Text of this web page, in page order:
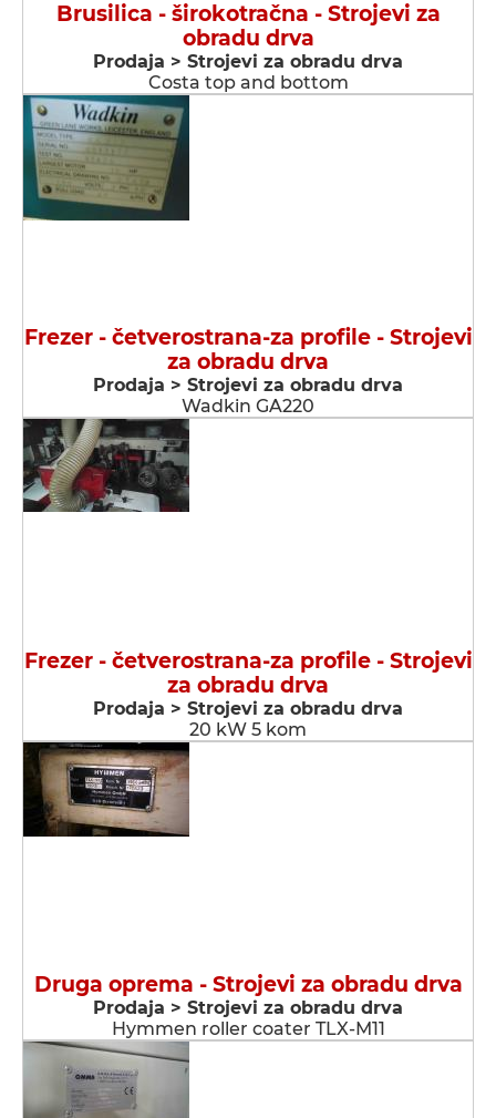
Brusilica - širokotračna - Strojevi za
obradu drva
Prodaja > Strojevi za obradu drva
Costa top and bottom
Frezer - četverostrana-za profile - Strojevi
za obradu drva
Prodaja > Strojevi za obradu drva
Wadkin GA220
Frezer - četverostrana-za profile - Strojevi
za obradu drva
Prodaja > Strojevi za obradu drva
20 kW 5 kom
Druga oprema - Strojevi za obradu drva
Prodaja > Strojevi za obradu drva
Hymmen roller coater TLX-M11